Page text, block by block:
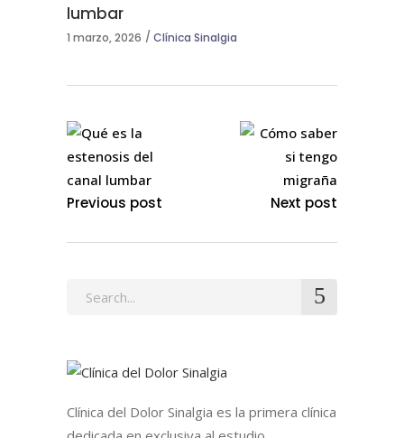
lumbar
1 marzo, 2026 Clínica Sinalgia
Previous post Next post
Search
Clínica del Dolor Sinalgia es la primera clínica